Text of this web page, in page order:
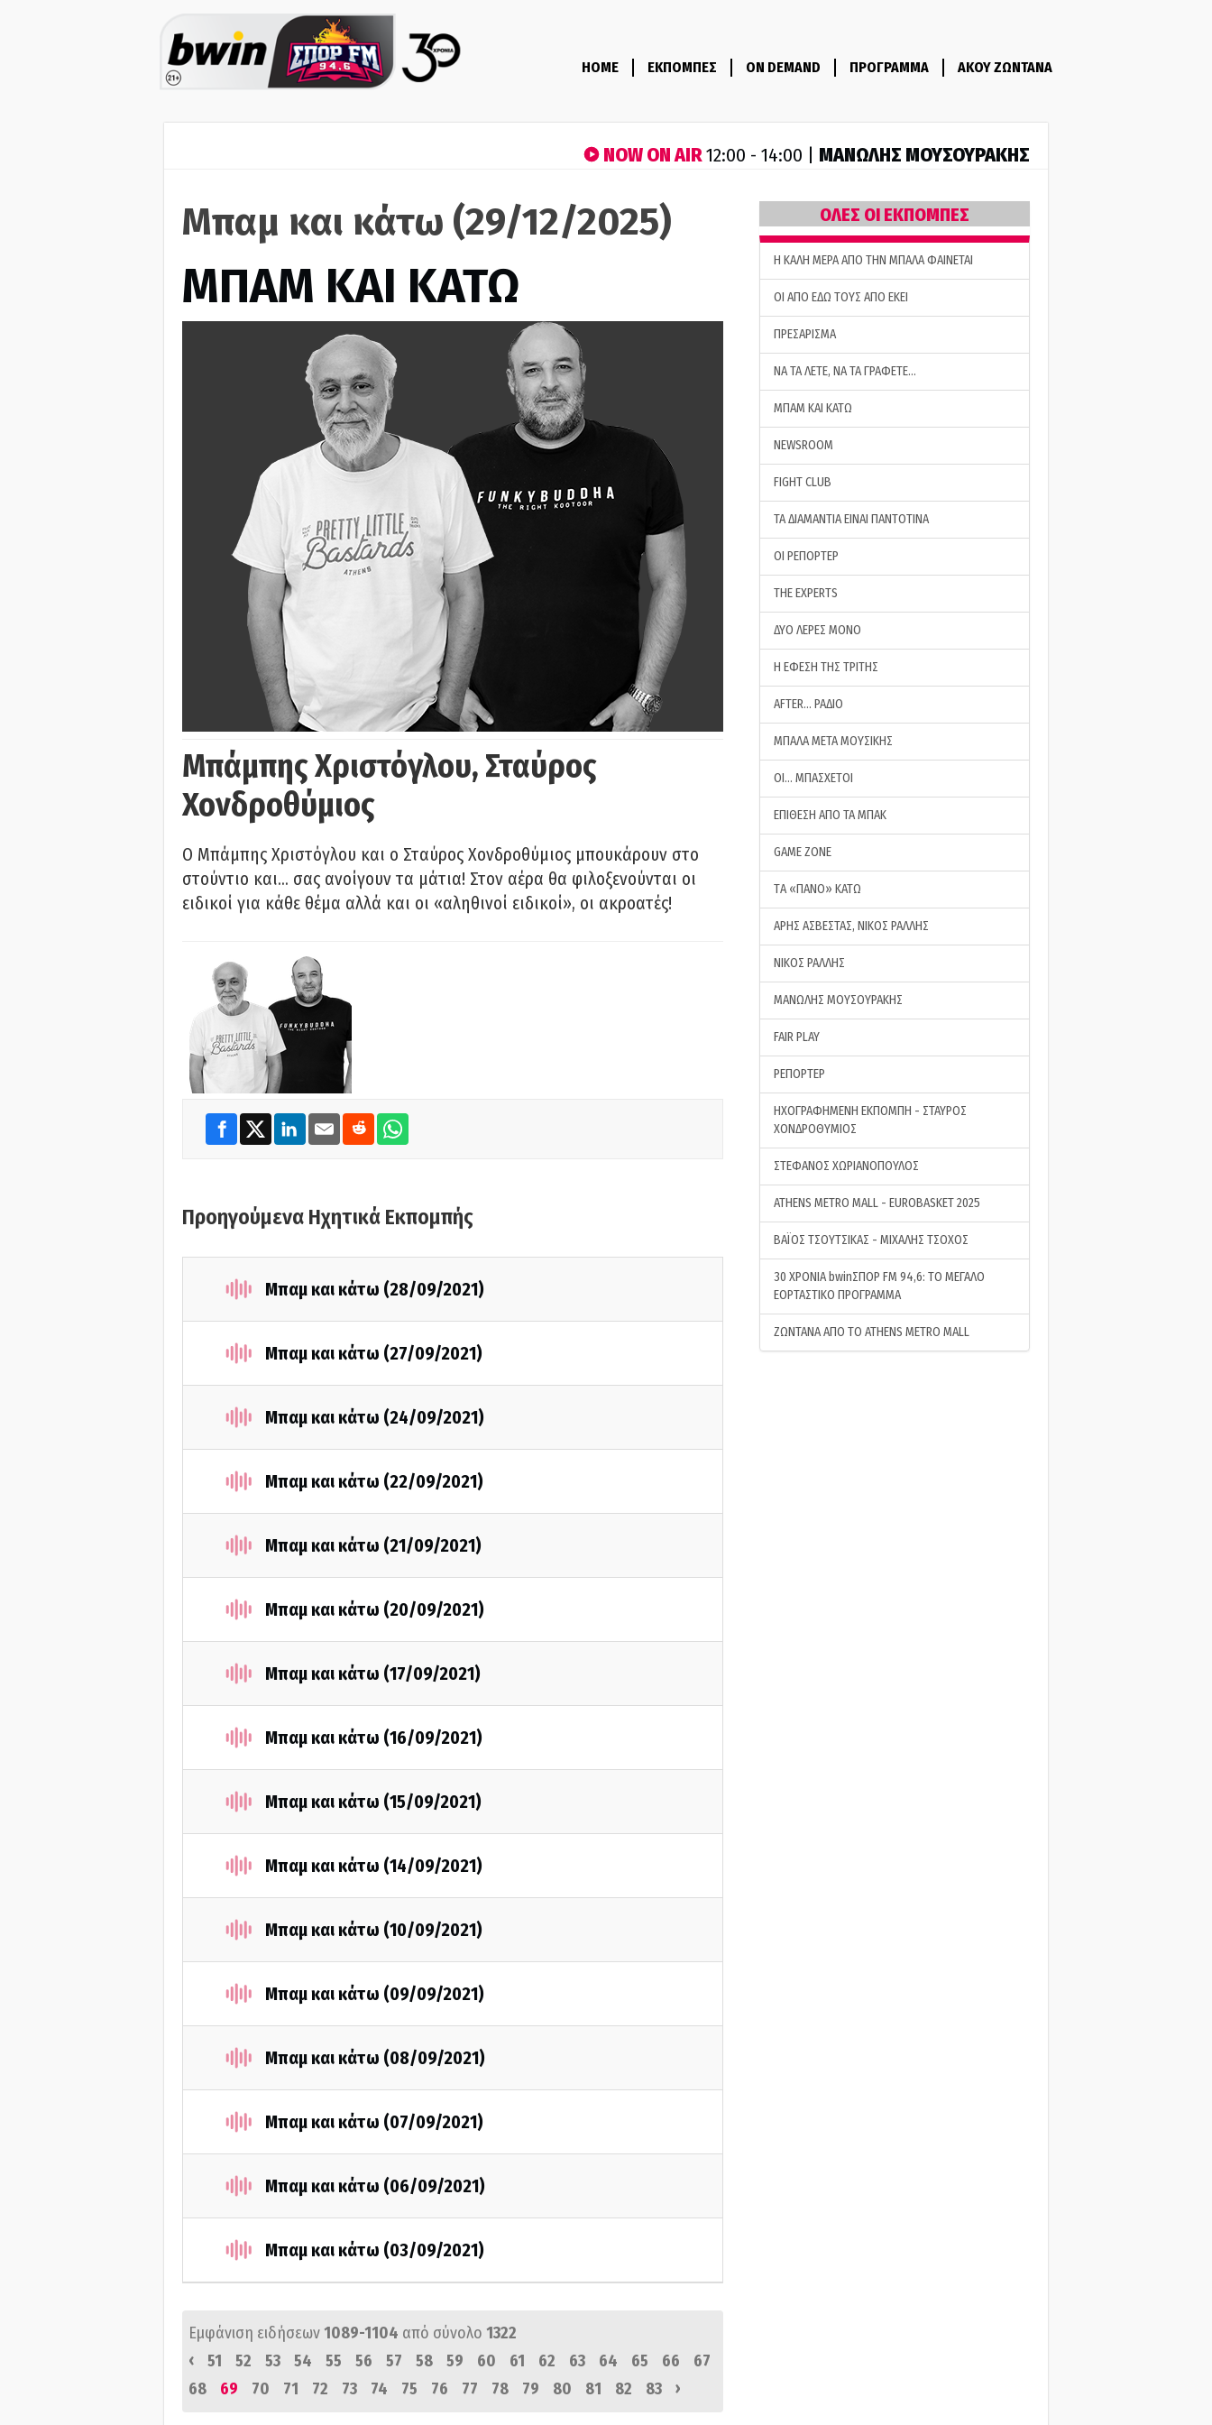
HOME ΕΚΠΟΜΠΕΣ ON DEMAND ΠΡΟΓΡΑΜΜΑ ΑΚΟΥ ΖΩΝΤΑΝΑ
NOW ON AIR12:00 - 14:00 | ΜΑΝΩΛΗΣ ΜΟΥΣΟΥΡΑΚΗΣ
Μπαμ και κάτω (29/12/2025)
ΜΠΑΜ ΚΑΙ ΚΑΤΩ
Μπάμπης Χριστόγλου, Σταύρος
Χονδροθύμιος
O Μπάμπης Χριστόγλου και ο Σταύρος Χονδροθύμιος μπουκάρουν στο
στούντιο και… σας ανοίγουν τα μάτια! Στον αέρα θα φιλοξενούνται οι
ειδικοί για κάθε θέμα αλλά και οι «αληθινοί ειδικοί», οι ακροατές!
Προηγούμενα Ηχητικά Εκπομπής
Μπαμ και κάτω (28/09/2021)
Μπαμ και κάτω (27/09/2021)
Μπαμ και κάτω (24/09/2021)
Μπαμ και κάτω (22/09/2021)
Μπαμ και κάτω (21/09/2021)
Μπαμ και κάτω (20/09/2021)
Μπαμ και κάτω (17/09/2021)
Μπαμ και κάτω (16/09/2021)
Μπαμ και κάτω (15/09/2021)
Μπαμ και κάτω (14/09/2021)
Μπαμ και κάτω (10/09/2021)
Μπαμ και κάτω (09/09/2021)
Μπαμ και κάτω (08/09/2021)
Μπαμ και κάτω (07/09/2021)
Μπαμ και κάτω (06/09/2021)
Μπαμ και κάτω (03/09/2021)
Εμφάνιση ειδήσεων1089-1104 από σύνολο 1322
‹
51 52 53 54 55 56 57 58 59 60 61 62 63 64 65 66
67
68
69 70 71 72 73 74 75 76 77 78 79 80 81 82 83 ›
ΟΛΕΣ ΟΙ ΕΚΠΟΜΠΕΣ
H ΚΑΛΗ ΜΕΡΑ ΑΠΟ ΤΗΝ ΜΠΑΛΑ ΦΑΙΝΕΤΑΙ
ΟΙ ΑΠΟ ΕΔΩ ΤΟΥΣ ΑΠΟ ΕΚΕΙ
ΠΡΕΣΑΡΙΣΜΑ
ΝΑ ΤΑ ΛΕΤΕ, ΝΑ ΤΑ ΓΡΑΦΕΤΕ…
ΜΠΑΜ ΚΑΙ ΚΑΤΩ
NEWSROOM
FIGHT CLUB
ΤΑ ΔΙΑΜΑΝΤΙΑ ΕΙΝΑΙ ΠΑΝΤΟΤΙΝΑ
ΟΙ ΡΕΠΟΡΤΕΡ
THE EXPERTS
ΔΥΟ ΛΕΡΕΣ ΜΟΝΟ
Η ΕΦΕΣΗ ΤΗΣ ΤΡΙΤΗΣ
AFTER… ΡΑΔΙΟ
ΜΠΑΛΑ ΜΕΤΑ ΜΟΥΣΙΚΗΣ
ΟΙ… ΜΠΑΣΧΕΤΟΙ
ΕΠΙΘΕΣΗ ΑΠΟ ΤΑ ΜΠΑΚ
GAME ZONE
ΤA «ΠΑΝΟ» ΚΑΤΩ
ΑΡΗΣ ΑΣΒΕΣΤΑΣ, ΝΙΚΟΣ ΡΑΛΛΗΣ
ΝΙΚΟΣ ΡΑΛΛΗΣ
ΜΑΝΩΛΗΣ ΜΟΥΣΟΥΡΑΚΗΣ
FAIR PLAY
ΡΕΠΟΡΤΕΡ
ΗΧΟΓΡΑΦΗΜΕΝΗ ΕΚΠΟΜΠΗ - ΣΤΑΥΡΟΣ
ΧΟΝΔΡΟΘΥΜΙΟΣ
ΣΤΕΦΑΝΟΣ ΧΩΡΙΑΝΟΠΟΥΛΟΣ
ATHENS METRO MALL - EUROBASKET 2025
ΒΑΪΟΣ ΤΣΟΥΤΣΙΚΑΣ - ΜΙΧΑΛΗΣ ΤΣΟΧΟΣ
30 ΧΡΟΝΙΑ bwinΣΠΟΡ FM 94,6: ΤΟ ΜΕΓΑΛΟ
ΕΟΡΤΑΣΤΙΚΟ ΠΡΟΓΡΑΜΜΑ
ΖΩΝΤΑΝΑ ΑΠΟ ΤΟ ATHENS METRO MALL